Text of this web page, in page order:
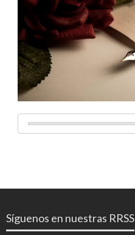
Síguenos en nuestras RRSS